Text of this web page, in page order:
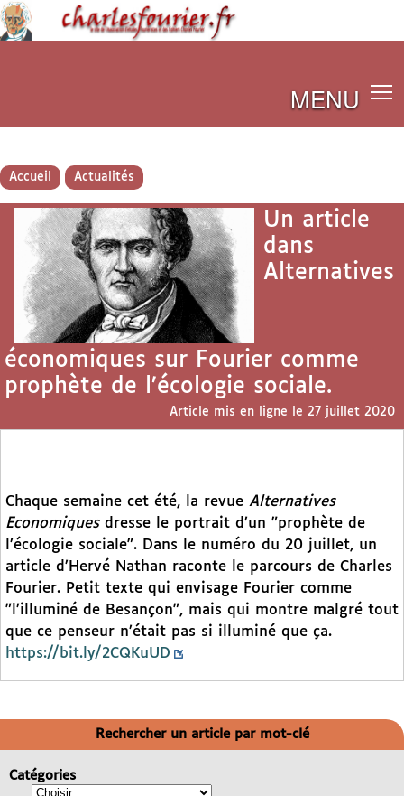
MENU
Accueil Actualités
Un article
dans
Alternatives
économiques sur Fourier comme
prophète de l’écologie sociale.
Article mis en ligne le 27 juillet 2020
Chaque semaine cet été, la revue Alternatives
Economiquesdresse le portrait d’un "prophète de
l’écologie sociale". Dans le numéro du 20 juillet, un
article d’Hervé Nathan raconte le parcours de Charles
Fourier. Petit texte qui envisage Fourier comme
"l’illuminé de Besançon", mais qui montre malgré tout
que ce penseur n’était pas si illuminé que ça.
https://bit.ly/2CQKuUD
Rechercher un article par mot-clé
Catégories